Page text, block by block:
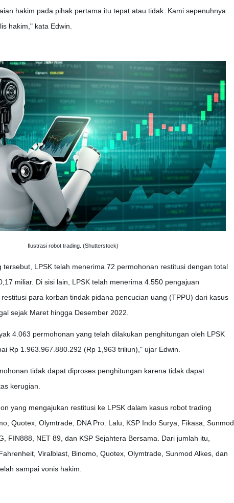
hakim pada pihak pertama itu tepat atau tidak. Kami sepenuhnya
hakim," kata Edwin.
Ilustrasi robot trading. (Shutterstock)
tersebut, LPSK telah menerima 72 permohonan restitusi dengan total
miliar. Di sisi lain, LPSK telah menerima 4.550 pengajuan
para korban tindak pidana pencucian uang (TPPU) dari kasus
sejak Maret hingga Desember 2022.
4.063 permohonan yang telah dilakukan penghitungan oleh LPSK
Rp 1.963.967.880.292 (Rp 1,963 triliun)," ujar Edwin.
tidak dapat diproses penghitungan karena tidak dapat
kerugian.
yang mengajukan restitusi ke LPSK dalam kasus robot trading
Quotex, Olymtrade, DNA Pro. Lalu, KSP Indo Surya, Fikasa, Sunmod
FIN888, NET 89, dan KSP Sejahtera Bersama. Dari jumlah itu,
Viralblast, Binomo, Quotex, Olymtrade, Sunmod Alkes, dan
sampai vonis hakim.